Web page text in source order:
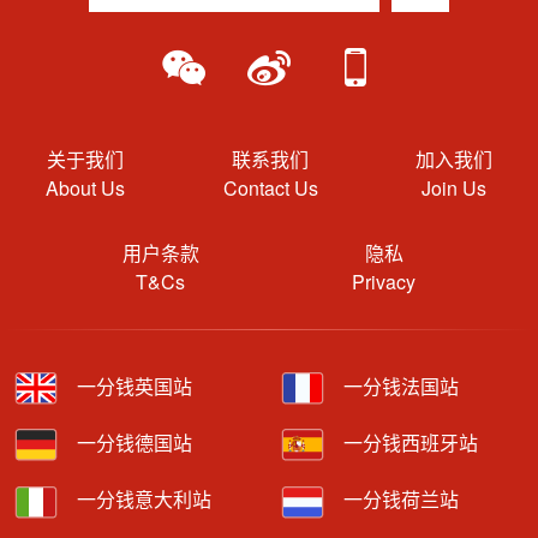
关于我们
About Us
联系我们
Contact Us
加入我们
Join Us
用户条款
T&Cs
隐私
Privacy
一分钱英国站 一分钱法国站
一分钱德国站 一分钱西班牙站
一分钱意大利站 一分钱荷兰站